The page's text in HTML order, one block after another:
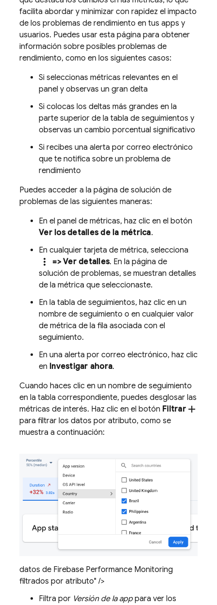
facilita abordar y minimizar con rapidez el impacto
de los problemas de rendimiento en tus apps y
usuarios. Puedes usar esta página para obtener
información sobre posibles problemas de
rendimiento, como en los siguientes casos:
Si seleccionas métricas relevantes en el
panel y observas un gran delta
Si colocas los deltas más grandes en la
parte superior de la tabla de seguimientos y
observas un cambio porcentual significativo
Si recibes una alerta por correo electrónico
que te notifica sobre un problema de
rendimiento
Puedes acceder a la página de solución de
problemas de las siguientes maneras:
En el panel de métricas, haz clic en el botón
Ver los detalles de la métrica.
En cualquier tarjeta de métrica, selecciona
more_vert => Ver detalles. En la página de
solución de problemas, se muestran detalles
de la métrica que seleccionaste.
En la tabla de seguimientos, haz clic en un
nombre de seguimiento o en cualquier valor
de métrica de la fila asociada con el
seguimiento.
En una alerta por correo electrónico, haz clic
en Investigar ahora.
Cuando haces clic en un nombre de seguimiento
en la tabla correspondiente, puedes desglosar las
métricas de interés. Haz clic en el botón Filtraradd
para filtrar los datos por atributo, como se
muestra a continuación:
datos de Firebase Performance Monitoring
filtrados por atributo" />
Filtra por Versión de la apppara ver los